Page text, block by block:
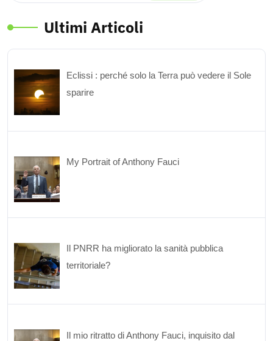
Ultimi Articoli
Eclissi : perché solo la Terra può vedere il Sole
sparire
My Portrait of Anthony Fauci
Il PNRR ha migliorato la sanità pubblica
territoriale?
Il mio ritratto di Anthony Fauci, inquisito dal